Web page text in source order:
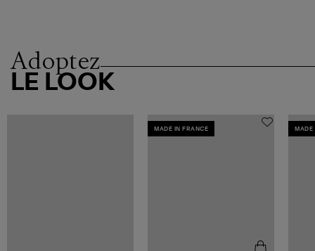
Adoptez
LE LOOK
MADE IN FRANCE MADE